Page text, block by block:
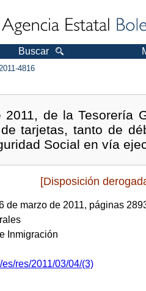
Buscar
4816
de la Tesorería
tarjetas, tanto de
Social en vía
[Disposición
de marzo de 2011, páginas
Inmigración
res/2011/03/04/(3)